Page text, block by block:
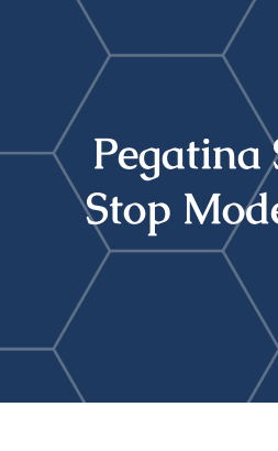
Buscar:
Pegatina
Stop